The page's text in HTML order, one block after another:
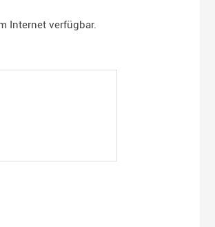
Internet verfügbar.